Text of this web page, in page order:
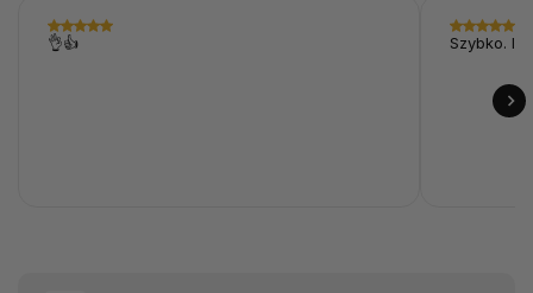
👌👍 Szybko. I